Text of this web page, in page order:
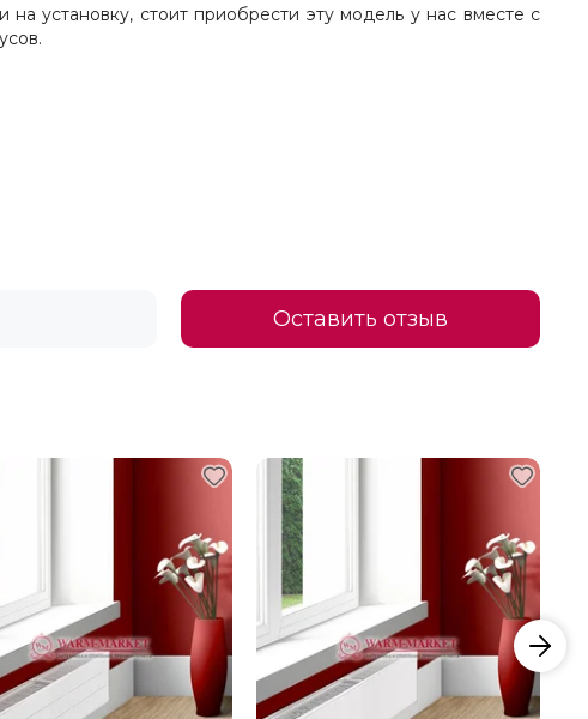
установку, стоит приобрести эту модель у нас вместе с
Оставить отзыв